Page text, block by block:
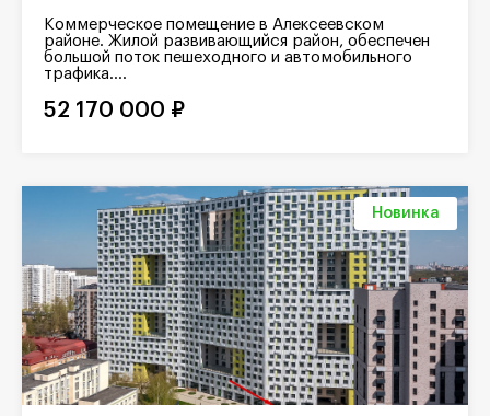
Коммерческое помещение в Алексеевском
районе. Жилой развивающийся район, обеспечен
большой поток пешеходного и автомобильного
трафика....
52 170 000 ₽
Новинка